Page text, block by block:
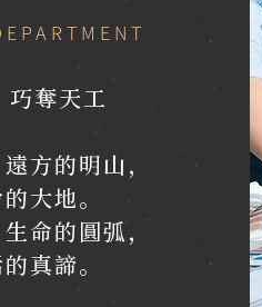
奪天工
方的明山，
大地。
命的圓弧，
真諦。